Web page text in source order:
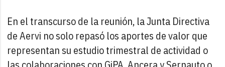
En el transcurso de la reunión, la Junta Directiva
de Aervi no solo repasó los aportes de valor que
representan su estudio trimestral de actividad o